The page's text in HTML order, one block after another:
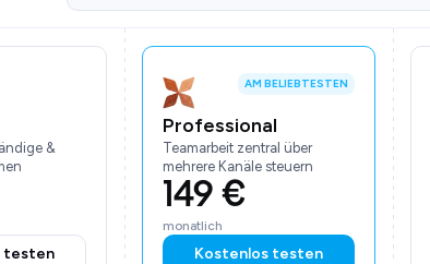
&
testen
AM BELIEBTESTEN
Professional
Teamarbeit zentral über
mehrere Kanäle steuern
149 €
monatlich
Kostenlos testen